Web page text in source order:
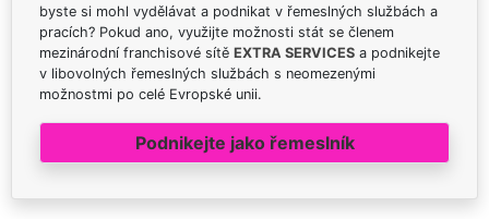
byste si mohl vydělávat a podnikat v řemeslných službách a
pracích? Pokud ano, využijte možnosti stát se členem
mezinárodní franchisové sítě EXTRA SERVICES a podnikejte
v libovolných řemeslných službách s neomezenými
možnostmi po celé Evropské unii.
Podnikejte jako řemeslník